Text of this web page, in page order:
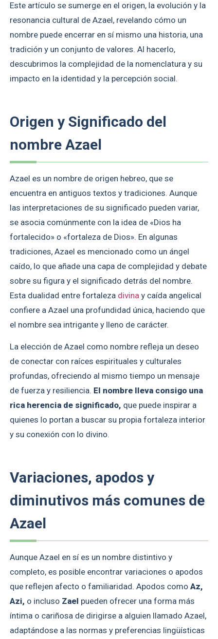
Este artículo se sumerge en el origen, la evolución y la
resonancia cultural de Azael, revelando cómo un
nombre puede encerrar en sí mismo una historia, una
tradición y un conjunto de valores. Al hacerlo,
descubrimos la complejidad de la nomenclatura y su
impacto en la identidad y la percepción social.
Origen y Significado del
nombre Azael
Azael es un nombre de origen hebreo, que se
encuentra en antiguos textos y tradiciones. Aunque
las interpretaciones de su significado pueden variar,
se asocia comúnmente con la idea de «Dios ha
fortalecido» o «fortaleza de Dios». En algunas
tradiciones, Azael es mencionado como un ángel
caído, lo que añade una capa de complejidad y debate
sobre su figura y el significado detrás del nombre.
Esta dualidad entre fortaleza divina y caída angelical
confiere a Azael una profundidad única, haciendo que
el nombre sea intrigante y lleno de carácter.
La elección de Azael como nombre refleja un deseo
de conectar con raíces espirituales y culturales
profundas, ofreciendo al mismo tiempo un mensaje
de fuerza y resiliencia. El nombre lleva consigo una
rica herencia de significado, que puede inspirar a
quienes lo portan a buscar su propia fortaleza interior
y su conexión con lo divino.
Variaciones, apodos y
diminutivos más comunes de
Azael
Aunque Azael en sí es un nombre distintivo y
completo, es posible encontrar variaciones o apodos
que reflejen afecto o familiaridad. Apodos como Az,
Azi, o incluso Zael pueden ofrecer una forma más
íntima o cariñosa de dirigirse a alguien llamado Azael,
adaptándose a las normas y preferencias lingüísticas